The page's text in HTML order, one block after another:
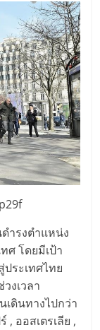
ำรงตำแหน่ง
ศ โดยมีเป้า
ระเทศไทย
งเวลา
ดินทางไปกว่า
, ออสเตรเลีย ,